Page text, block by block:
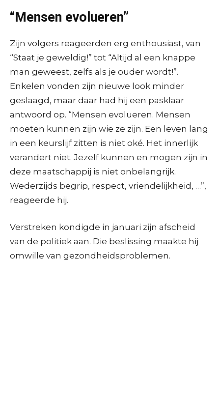
“Mensen evolueren”
Zijn volgers reageerden erg enthousiast, van
“Staat je geweldig!” tot “Altijd al een knappe
man geweest, zelfs als je ouder wordt!”.
Enkelen vonden zijn nieuwe look minder
geslaagd, maar daar had hij een pasklaar
antwoord op. “Mensen evolueren. Mensen
moeten kunnen zijn wie ze zijn. Een leven lang
in een keurslijf zitten is niet oké. Het innerlijk
verandert niet. Jezelf kunnen en mogen zijn in
deze maatschappij is niet onbelangrijk.
Wederzijds begrip, respect, vriendelijkheid, …”,
reageerde hij.
Verstreken kondigde in januari zijn afscheid
van de politiek aan. Die beslissing maakte hij
omwille van gezondheidsproblemen.